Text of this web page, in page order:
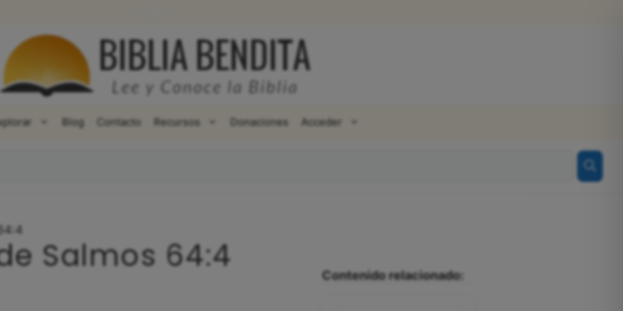
Blog Contacto Recursos Donaciones Acceder
Salmos 64:4 Contenido relacionado: